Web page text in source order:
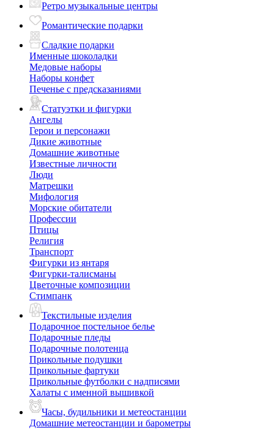
Ретро музыкальные центры
Романтические подарки
Сладкие подарки
Именные шоколадки
Медовые наборы
Наборы конфет
Печенье с предсказаниями
Статуэтки и фигурки
Ангелы
Герои и персонажи
Дикие животные
Домашние животные
Известные личности
Люди
Матрешки
Мифология
Морские обитатели
Профессии
Птицы
Религия
Транспорт
Фигурки из янтаря
Фигурки-талисманы
Цветочные композиции
Стимпанк
Текстильные изделия
Подарочное постельное белье
Подарочные пледы
Подарочные полотенца
Прикольные подушки
Прикольные фартуки
Прикольные футболки с надписями
Халаты с именной вышивкой
Часы, будильники и метеостанции
Домашние метеостанции и барометры